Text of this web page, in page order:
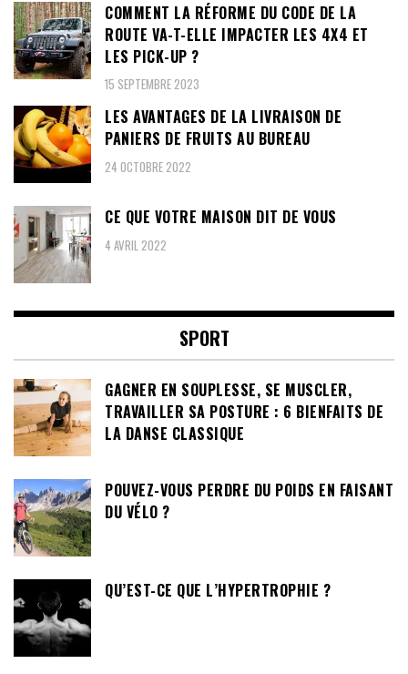
COMMENT LA RÉFORME DU CODE DE LA
ROUTE VA-T-ELLE IMPACTER LES 4X4 ET
LES PICK-UP ?
15 SEPTEMBRE 2023
LES AVANTAGES DE LA LIVRAISON DE
PANIERS DE FRUITS AU BUREAU
24 OCTOBRE 2022
CE QUE VOTRE MAISON DIT DE VOUS
4 AVRIL 2022
SPORT
GAGNER EN SOUPLESSE, SE MUSCLER,
TRAVAILLER SA POSTURE : 6 BIENFAITS DE
LA DANSE CLASSIQUE
POUVEZ-VOUS PERDRE DU POIDS EN FAISANT
DU VÉLO ?
QU’EST-CE QUE L’HYPERTROPHIE ?